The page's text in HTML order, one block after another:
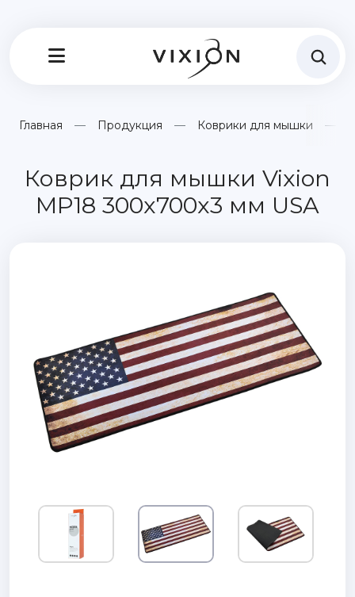
Главная Продукция Коврики для мышки
Коврик для мышки Vixion
MP18 300x700x3 мм USA